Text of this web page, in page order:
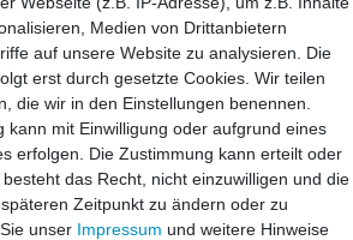
Medien von Drittanbietern
auf unsere Website zu analysieren. Die
erst durch gesetzte Cookies. Wir teilen
die wir in den Einstellungen benennen.
kann mit Einwilligung oder aufgrund eines
erfolgen. Die Zustimmung kann erteilt oder
das Recht, nicht einzuwilligen und die
Zeitpunkt zu ändern oder zu
unser Impressum und weitere Hinweise